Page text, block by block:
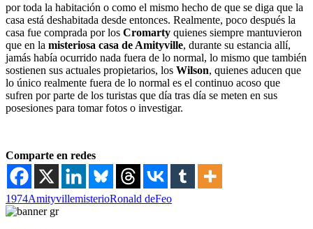
por toda la habitación o como el mismo hecho de que se diga que la
casa está deshabitada desde entonces. Realmente, poco después la
casa fue comprada por los Cromarty quienes siempre mantuvieron
que en la misteriosa casa de Amityville, durante su estancia allí,
jamás había ocurrido nada fuera de lo normal, lo mismo que también
sostienen sus actuales propietarios, los Wilson, quienes aducen que
lo único realmente fuera de lo normal es el continuo acoso que
sufren por parte de los turistas que día tras día se meten en sus
posesiones para tomar fotos o investigar.
Comparte en redes
1974AmityvillemisterioRonald deFeo